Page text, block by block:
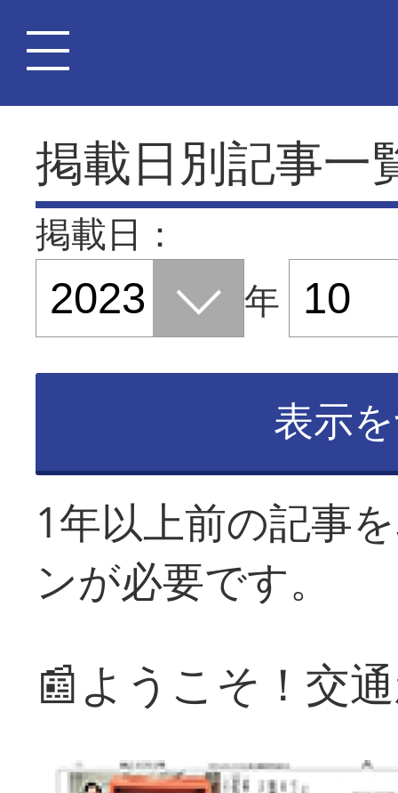
掲載日別記事一
掲載日：
年
表示
1年以上前の記事
ンが必要です。
📰ようこそ！交